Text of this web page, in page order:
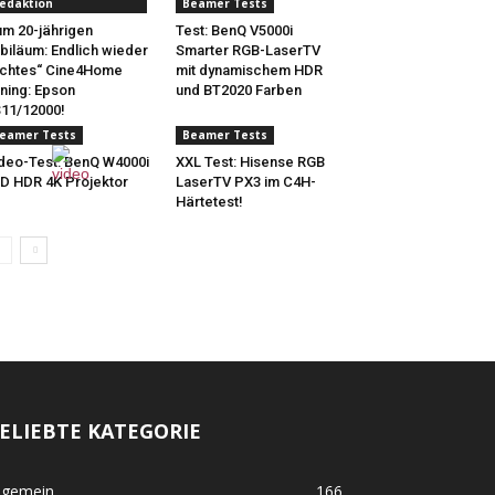
20-jährigen
Endlich wieder
Cine4Home
Epson
12000!
Beamer Tests
Test: BenQ V5000i
Smarter RGB-LaserTV
mit dynamischem HDR
und BT2020 Farben
Tests
Test: BenQ W4000i
HDR 4K Projektor
Beamer Tests
XXL Test: Hisense RGB
LaserTV PX3 im C4H-
Härtetest!
KATEGORIE